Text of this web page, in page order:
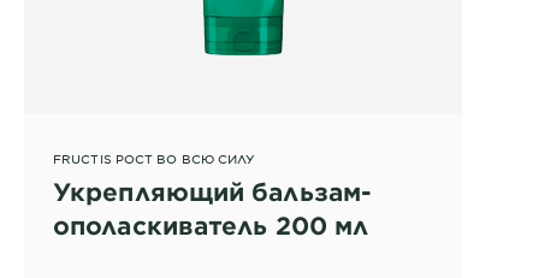
FRUCTIS РОСТ ВО ВСЮ СИЛУ
Укрепляющий бальзам-
ополаскиватель 200 мл